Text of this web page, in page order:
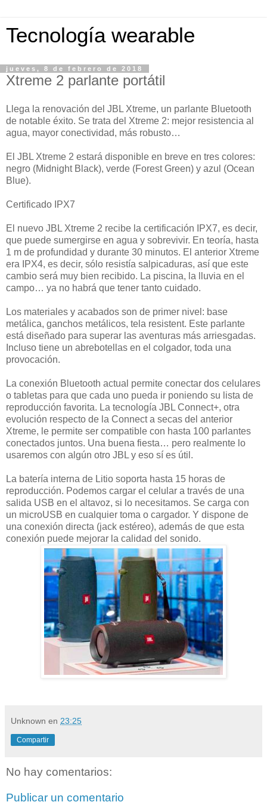
Tecnología wearable
jueves, 8 de febrero de 2018
Xtreme 2 parlante portátil
Llega la renovación del JBL Xtreme, un parlante Bluetooth
de notable éxito. Se trata del Xtreme 2: mejor resistencia al
agua, mayor conectividad, más robusto…
El JBL Xtreme 2 estará disponible en breve en tres colores:
negro (Midnight Black), verde (Forest Green) y azul (Ocean
Blue).
Certificado IPX7
El nuevo JBL Xtreme 2 recibe la certificación IPX7, es decir,
que puede sumergirse en agua y sobrevivir. En teoría, hasta
1 m de profundidad y durante 30 minutos. El anterior Xtreme
era IPX4, es decir, sólo resistía salpicaduras, así que este
cambio será muy bien recibido. La piscina, la lluvia en el
campo… ya no habrá que tener tanto cuidado.
Los materiales y acabados son de primer nivel: base
metálica, ganchos metálicos, tela resistent. Este parlante
está diseñado para superar las aventuras más arriesgadas.
Incluso tiene un abrebotellas en el colgador, toda una
provocación.
La conexión Bluetooth actual permite conectar dos celulares
o tabletas para que cada uno pueda ir poniendo su lista de
reproducción favorita. La tecnología JBL Connect+, otra
evolución respecto de la Connect a secas del anterior
Xtreme, le permite ser compatible con hasta 100 parlantes
conectados juntos. Una buena fiesta… pero realmente lo
usaremos con algún otro JBL y eso sí es útil.
La batería interna de Litio soporta hasta 15 horas de
reproducción. Podemos cargar el celular a través de una
salida USB en el altavoz, si lo necesitamos. Se carga con
un microUSB en cualquier toma o cargador. Y dispone de
una conexión directa (jack estéreo), además de que esta
conexión puede mejorar la calidad del sonido.
Unknown en 23:25
Compartir
No hay comentarios:
Publicar un comentario